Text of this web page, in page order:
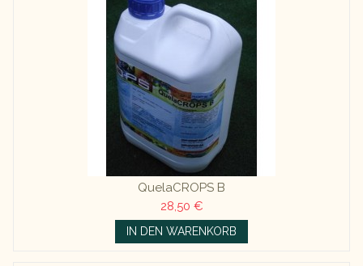
QuelaCROPS B
28,50 €
IN DEN WARENKORB